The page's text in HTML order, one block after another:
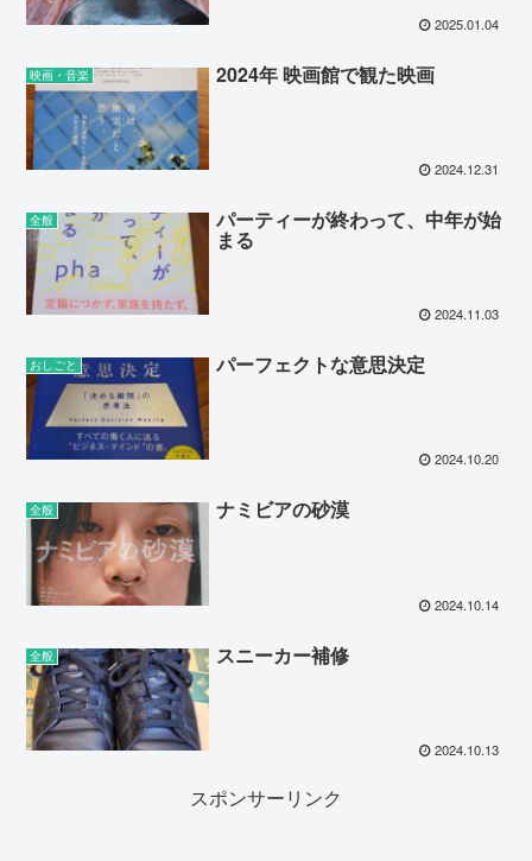
2025.01.04
映画・音楽 2024年 映画館で観た映画
2024.12.31
全般 パーティーが終わって、中年が始
まる
2024.11.03
おしごと パーフェクトな意思決定
2024.10.20
全般 ナミビアの砂漠
2024.10.14
全般 スニーカー補修
2024.10.13
スポンサーリンク